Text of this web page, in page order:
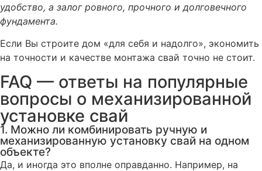
удобство, а залог ровного, прочного и долговечного
фундамента.
Если Вы строите дом «для себя и надолго», экономить
на точности и качестве монтажа свай точно не стоит.
FAQ — ответы на популярные
вопросы о механизированной
установке свай
1. Можно ли комбинировать ручную и
механизированную установку свай на одном
объекте?
Да, и иногда это вполне оправданно. Например, на